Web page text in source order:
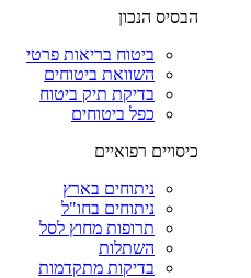
הבסיס הנכון
ביטוח בריאות פרטי
השוואת ביטוחים
בדיקת תיק ביטוח
כפל ביטוחים
כיסויים רפואיים
ניתוחים בארץ
ניתוחים בחו"ל
תרופות מחוץ לסל
השתלות
בדיקות מתקדמות